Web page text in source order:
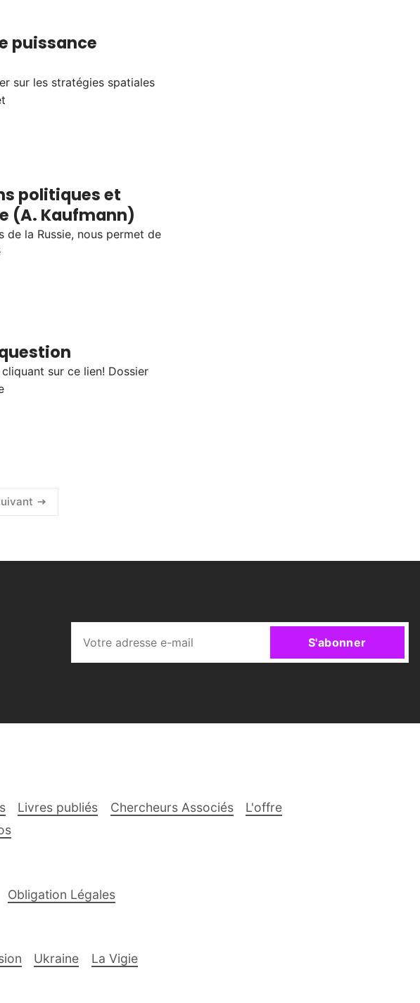
puissance
sur les stratégies spatiales
politiques et
(A. Kaufmann)
la Russie, nous permet de
sur ce lien! Dossier
S'abonner
Livres publiés Chercheurs Associés
L'offre
Obligation Légales
Ukraine La Vigie